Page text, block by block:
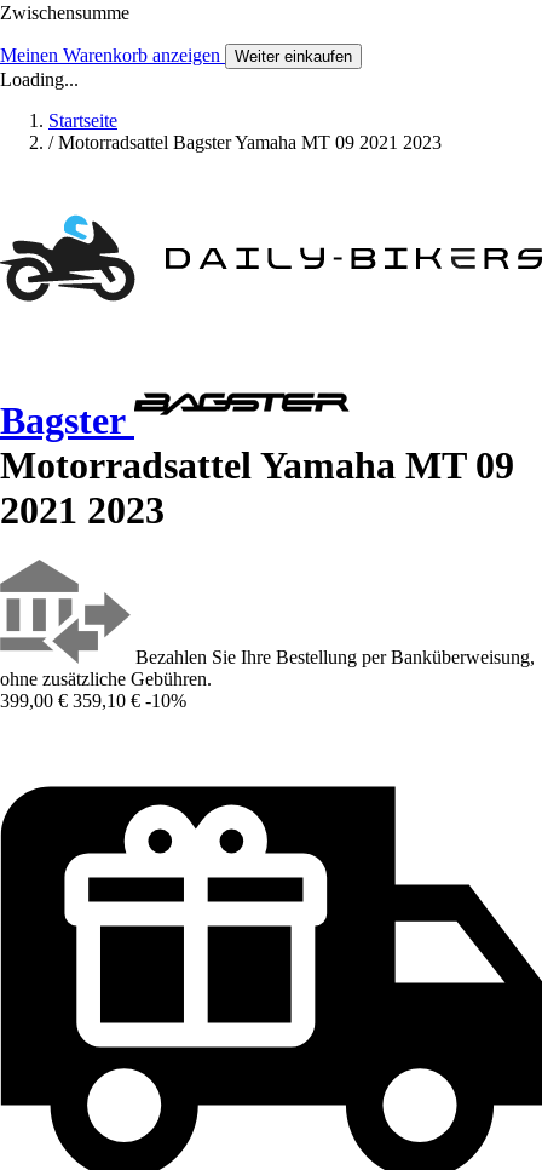
Zwischensumme
Meinen Warenkorb anzeigen Weiter einkaufen
Loading...
Startseite
/ Motorradsattel Bagster Yamaha MT 09 2021 2023
Bagster
Motorradsattel Yamaha MT 09
2021 2023
Bezahlen Sie Ihre Bestellung per Banküberweisung,
ohne zusätzliche Gebühren.
399,00 € 359,10 € -10%